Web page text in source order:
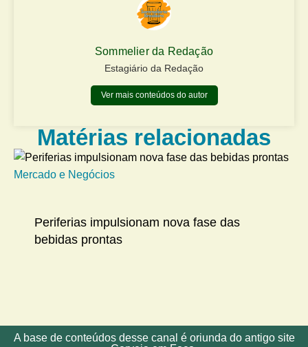
Sommelier da Redação
Estagiário da Redação
Ver mais conteúdos do autor
Matérias relacionadas
Mercado e Negócios
Periferias impulsionam nova fase das
bebidas prontas
A base de conteúdos desse canal é oriunda do antigo site